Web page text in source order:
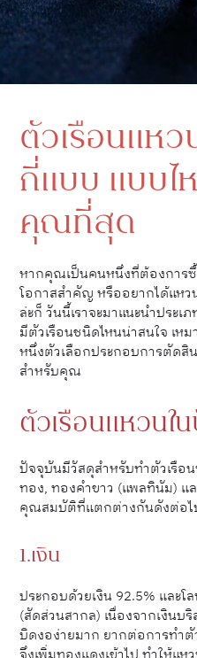
ตัวเรือนแห
กี่แบบ แบบไ
คุณที่สุด
หากคุณเป็นคนหนึ่งที่ต้องการ
โอกาสสำคัญ หรืออยากได้แหว
ล่ะก็ วันนี้เราจะมาแนะนำประ
มีตัวเรือนชนิดไหนน่าสนใจ เห
หนึ่งตัวเลือกประกอบการตัดสิ
สำหรับคุณ
ตัวเรือนแหวน
ปัจจุบันมีวัสดุสำหรับทำตัวเรือ
ทอง, ทองคำขาว (แพลทินัม) แ
คุณสมบัติที่แตกต่างกันดังต่อ
1.เงิน
ประกอบด้วยเงิน 92.5% และ
(สัดส่วนสากล) เนื่องจากเงิน
บิดงอง่ายมาก ยากต่อการทำ